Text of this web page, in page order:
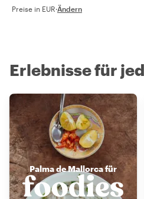
Preise in EUR·Ändern
Erlebnisse für
Palma de Mallorca für